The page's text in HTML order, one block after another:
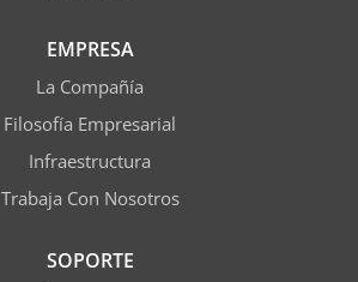
EMPRESA
La Compañía
Filosofía Empresarial
Infraestructura
Trabaja Con Nosotros
SOPORTE